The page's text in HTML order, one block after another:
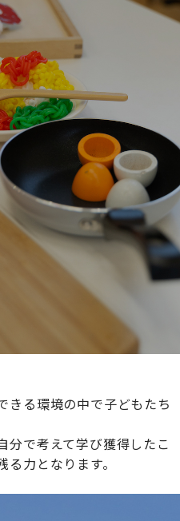
きる環境の中で子どもたち
分で考えて学び獲得したこ
力となります。